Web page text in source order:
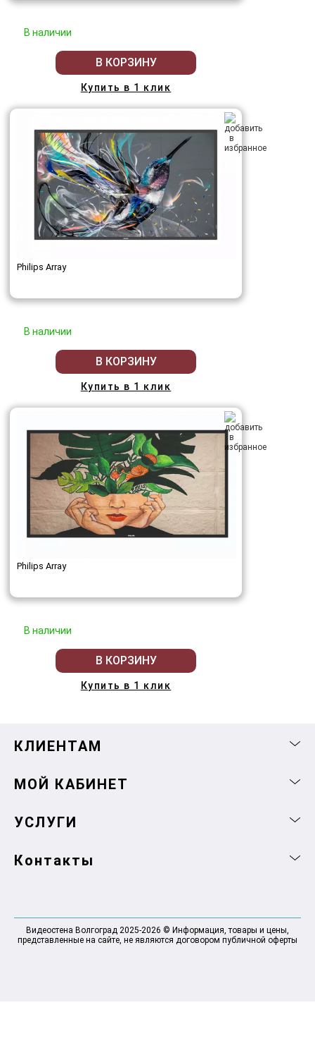
В наличии
В КОРЗИНУ
Купить в 1 клик
Philips Array
В наличии
В КОРЗИНУ
Купить в 1 клик
Philips Array
В наличии
В КОРЗИНУ
Купить в 1 клик
КЛИЕНТАМ
МОЙ КАБИНЕТ
УСЛУГИ
Контакты
Видеостена Волгоград 2025-2026 © Информация, товары и цены,
представленные на сайте, не являются договором публичной оферты